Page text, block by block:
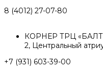
8 (4012) 27-07-80
КОРНЕР ТРЦ
2, Центральный
+7 (931) 603-39-00